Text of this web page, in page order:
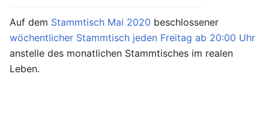
Auf dem Stammtisch Mai 2020 beschlossener
wöchentlicher Stammtisch jeden Freitag ab 20:00 Uhr
anstelle des monatlichen Stammtisches im realen
Leben.